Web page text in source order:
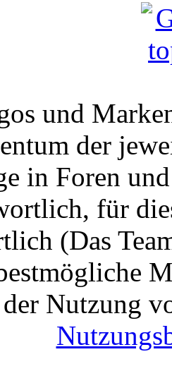
und
der
in Foren
für
(Das
Nutzung